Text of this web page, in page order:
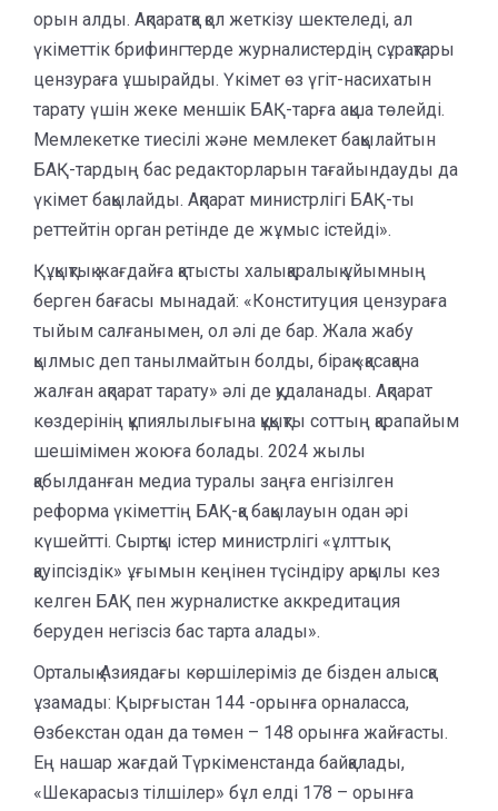
орын алды. Ақпаратқа қол жеткізу шектеледі, ал
үкіметтік брифингтерде журналистердің сұрақтары
цензураға ұшырайды. Үкімет өз үгіт-насихатын
тарату үшін жеке меншік БАҚ-тарға ақша төлейді.
Мемлекетке тиесілі және мемлекет бақылайтын
БАҚ-тардың бас редакторларын тағайындауды да
үкімет бақылайды. Ақпарат министрлігі БАҚ-ты
реттейтін орган ретінде де жұмыс істейді».
Құқықтық жағдайға қатысты халықаралық ұйымның
берген бағасы мынадай: «Конституция цензураға
тыйым салғанымен, ол әлі де бар. Жала жабу
қылмыс деп танылмайтын болды, бірақ «қасақана
жалған ақпарат тарату» әлі де қудаланады. Ақпарат
көздерінің құпиялылығына құқықты соттың қарапайым
шешімімен жоюға болады. 2024 жылы
қабылданған медиа туралы заңға енгізілген
реформа үкіметтің БАҚ-қа бақылауын одан әрі
күшейтті. Сыртқы істер министрлігі «ұлттық
қауіпсіздік» ұғымын кеңінен түсіндіру арқылы кез
келген БАҚ пен журналистке аккредитация
беруден негізсіз бас тарта алады».
Орталық Азиядағы көршілеріміз де бізден алысқа
ұзамады: Қырғыстан 144 -орынға орналасса,
Өзбекстан одан да төмен – 148 орынға жайғасты.
Ең нашар жағдай Түркіменстанда байқалады,
«Шекарасыз тілшілер» бұл елді 178 – орынға